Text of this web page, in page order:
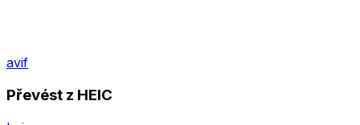
avif
Převést z HEIC